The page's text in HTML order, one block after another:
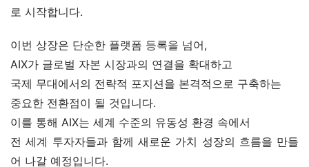
로 시작합니다.
이번 상장은 단순한 플랫폼 등록을 넘어,
AIX가 글로벌 자본 시장과의 연결을 확대하고
국제 무대에서의 전략적 포지션을 본격적으로 구축하는
중요한 전환점이 될 것입니다.
이를 통해 AIX는 세계 수준의 유동성 환경 속에서
전 세계 투자자들과 함께 새로운 가치 성장의 흐름을 만들
어 나갈 예정입니다.